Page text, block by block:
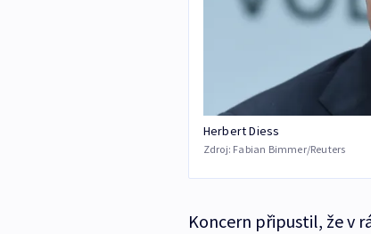
Herbert Diess
Zdroj: Fabian Bimmer/Reuters
Koncern připustil, že v